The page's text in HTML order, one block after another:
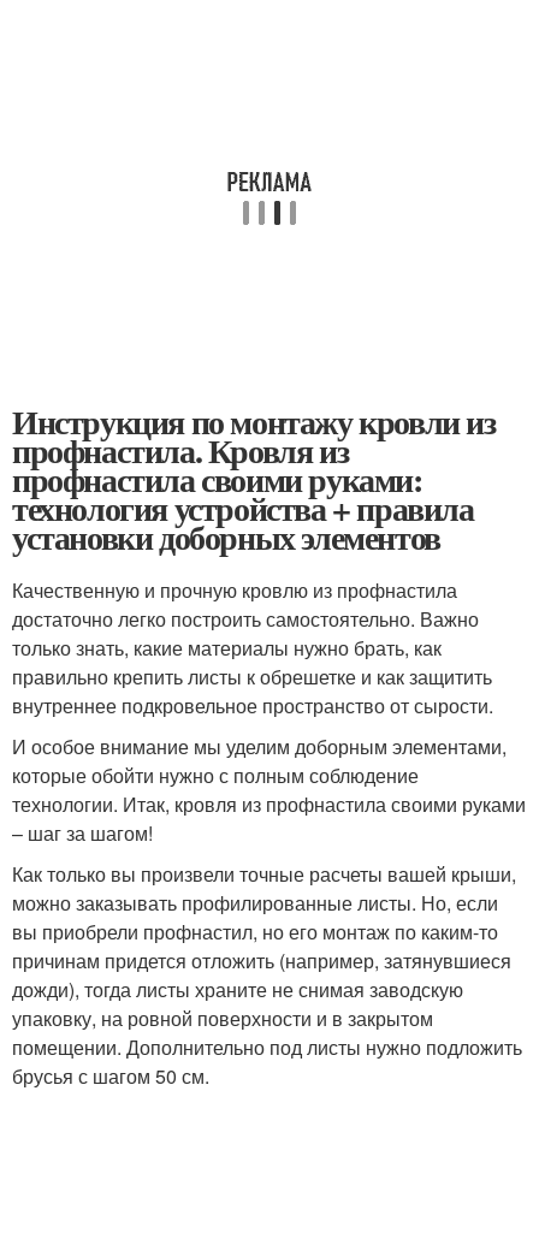
Инструкция по монтажу кровли из
профнастила. Кровля из
профнастила своими руками:
технология устройства + правила
установки доборных элементов
Качественную и прочную кровлю из профнастила
достаточно легко построить самостоятельно. Важно
только знать, какие материалы нужно брать, как
правильно крепить листы к обрешетке и как защитить
внутреннее подкровельное пространство от сырости.
И особое внимание мы уделим доборным элементами,
которые обойти нужно с полным соблюдение
технологии. Итак, кровля из профнастила своими руками
– шаг за шагом!
Как только вы произвели точные расчеты вашей крыши,
можно заказывать профилированные листы. Но, если
вы приобрели профнастил, но его монтаж по каким-то
причинам придется отложить (например, затянувшиеся
дожди), тогда листы храните не снимая заводскую
упаковку, на ровной поверхности и в закрытом
помещении. Дополнительно под листы нужно подложить
брусья с шагом 50 см.